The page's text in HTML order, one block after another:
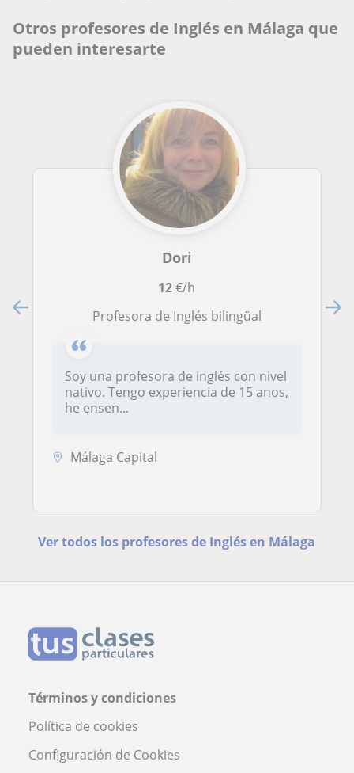
Otros profesores de Inglés en Málaga que
pueden interesarte
Dori
12€/h
Profesora de Inglés bilingüal
Soy una profesora de inglés con nivel
nativo. Tengo experiencia de 15 anos,
he ensen...
Málaga Capital
Ver todos los profesores de Inglés en Málaga
Términos y condiciones
Política de cookies
Configuración de Cookies